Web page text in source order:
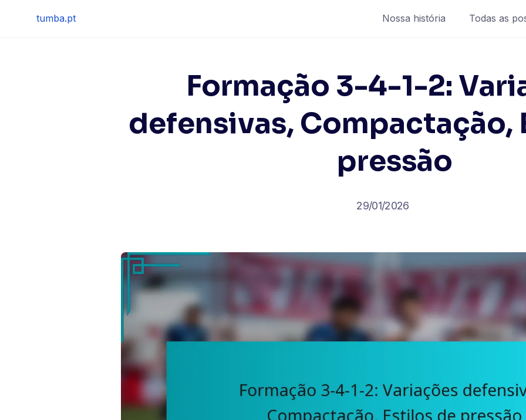
tumba.pt Nossa história Todas as
Formação 3-4-1-2:
defensivas, Compactação,
pressão
29/01/2026